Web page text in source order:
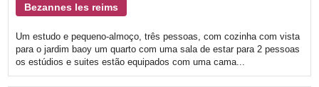
Bezannes les reims
Um estudo e pequeno-almoço, três pessoas, com cozinha com vista
para o jardim baoy um quarto com uma sala de estar para 2 pessoas
os estúdios e suites estão equipados com uma cama...